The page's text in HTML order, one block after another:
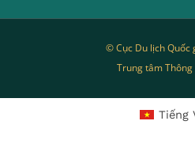
© Cục Du lịch Quốc
Trung tâm
Tiếng